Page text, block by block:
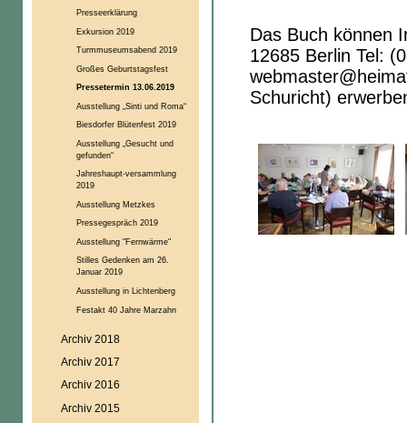
Das Buch können
12685 Berlin Tel:
Schuricht)
Presseerklärung
Exkursion 2019
Turmmuseumsabend 2019
Großes Geburtstagsfest
Pressetermin 13.06.2019
Ausstellung „Sinti und Roma“
Biesdorfer Blütenfest 2019
Ausstellung „Gesucht und
gefunden“
Jahreshaupt-versammlung
2019
Ausstellung Metzkes
Pressegespräch 2019
Ausstellung "Fernwärme"
Stilles Gedenken am 26.
Januar 2019
Ausstellung in Lichtenberg
Festakt 40 Jahre Marzahn
Archiv 2018
Archiv 2017
Archiv 2016
Archiv 2015